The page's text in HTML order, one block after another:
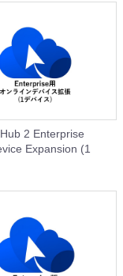
2 Enterprise
Expansion (1